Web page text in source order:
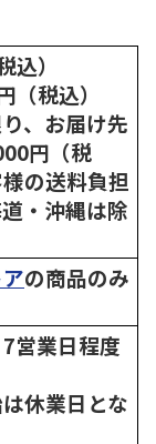
）
税込）
、お届け先
円（税
の送料負担
・沖縄は除
の商品のみ
営業日程度
休業日とな